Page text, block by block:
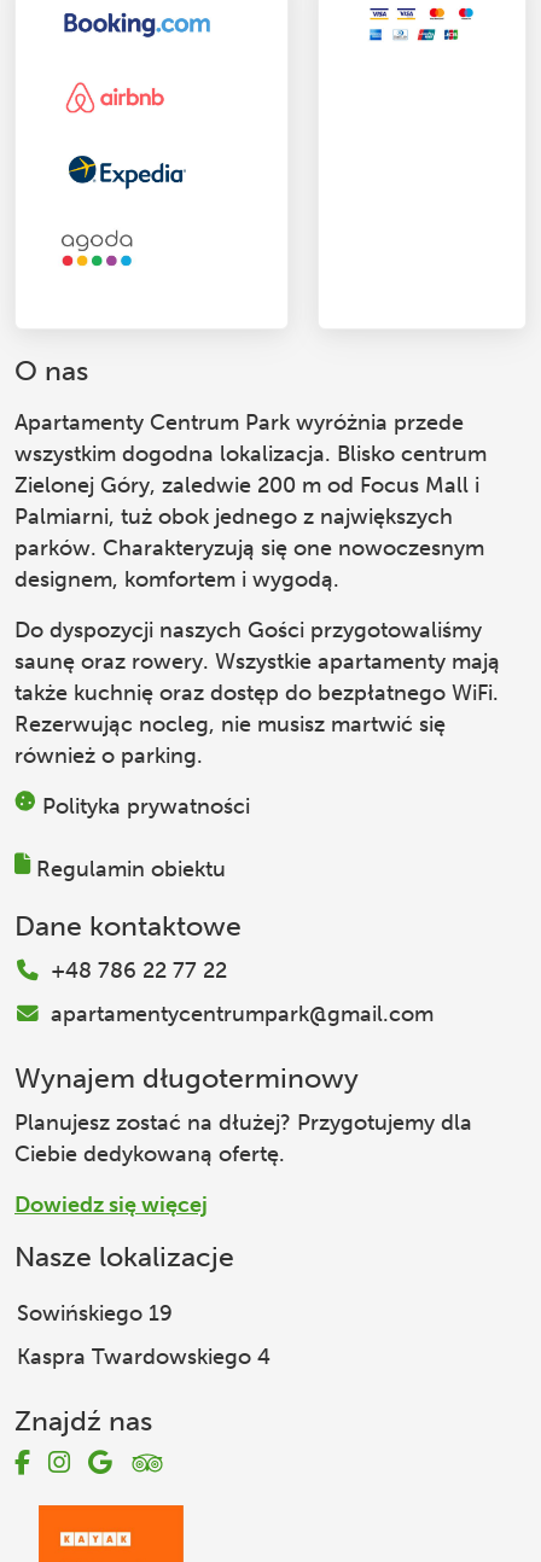
O nas
Apartamenty Centrum Park wyróżnia przede
wszystkim dogodna lokalizacja. Blisko centrum
Zielonej Góry, zaledwie 200 m od Focus Mall i
Palmiarni, tuż obok jednego z największych
parków. Charakteryzują się one nowoczesnym
designem, komfortem i wygodą.
Do dyspozycji naszych Gości przygotowaliśmy
saunę oraz rowery. Wszystkie apartamenty mają
także kuchnię oraz dostęp do bezpłatnego WiFi.
Rezerwując nocleg, nie musisz martwić się
również o parking.
Polityka prywatności
Regulamin obiektu
Dane kontaktowe
+48 786 22 77 22
apartamentycentrumpark@gmail.com
Wynajem długoterminowy
Planujesz zostać na dłużej? Przygotujemy dla
Ciebie dedykowaną ofertę.
Dowiedz się więcej
Nasze lokalizacje
Sowińskiego 19
Kaspra Twardowskiego 4
Znajdź nas